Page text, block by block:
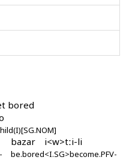
bored
bazar
be.bored
i<w>tːi-li
<I.SG>become.PFV-